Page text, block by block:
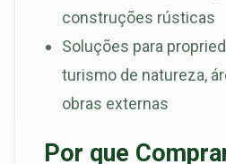
construções rústicas
Soluções para
turismo de natureza,
obras externas
Por que